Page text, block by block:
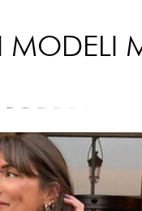
MODELI